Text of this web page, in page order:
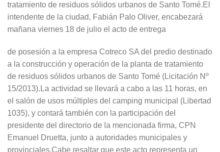
tratamiento de residuos sólidos urbanos de Santo Tomé.El
intendente de la ciudad, Fabián Palo Oliver, encabezará
mañana viernes 18 de julio el acto de entrega
de posesión a la empresa Cotreco SA del predio destinado
a la construcción y operación de la planta de tratamiento
de residuos sólidos urbanos de Santo Tomé (Licitación Nº
15/2013).La actividad se llevará a cabo a las 11 horas, en
el salón de usos múltiples del camping municipal (Libertad
1035), y contará también con la participación del
presidente del directorio de la mencionada firma, CPN
Emanuel Druetta, junto a autoridades municipales y
provinciales.Cabe resaltar que este acto representa un